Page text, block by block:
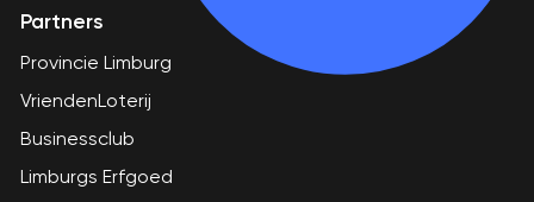
Partners
Provincie Limburg
VriendenLoterij
Businessclub
Limburgs Erfgoed